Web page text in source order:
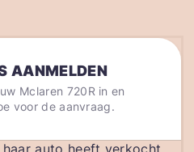
AANMELDEN
Mclaren 720R in en
voor de aanvraag.